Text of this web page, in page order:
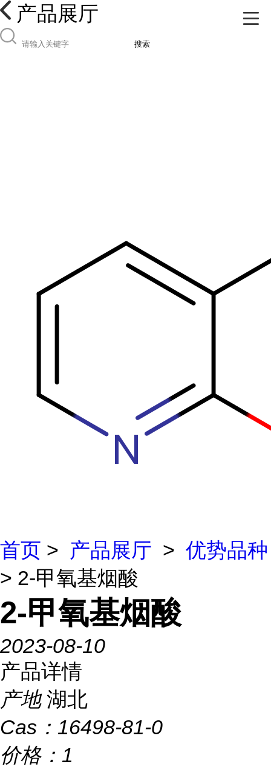
产品展厅
搜索
首页 > 产品展厅 > 优势品种
> 2-甲氧基烟酸
2-甲氧基烟酸
2023-08-10
产品详情
产地 湖北
Cas： 16498-81-0
价格： 1